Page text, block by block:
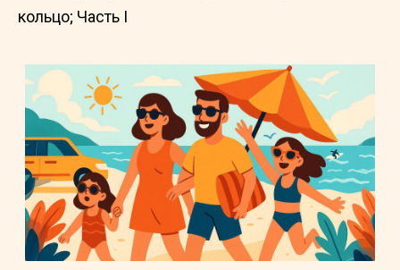
кольцо; Часть I